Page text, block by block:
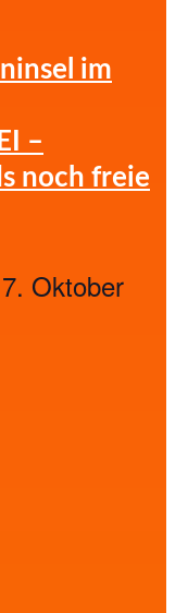
im
–
noch freie
7. Oktober